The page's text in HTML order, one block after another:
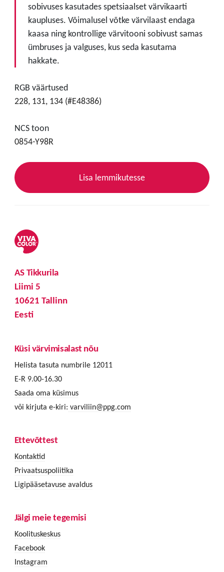
sobivuses kasutades spetsiaalset värvikaarti
kaupluses. Võimalusel võtke värvilaast endaga
kaasa ning kontrollige värvitooni sobivust samas
ümbruses ja valguses, kus seda kasutama
hakkate.
RGB väärtused
228, 131, 134 (#E48386)
NCS toon
0854-Y98R
Lisa lemmikutesse
AS Tikkurila
Liimi 5
10621 Tallinn
Eesti
Küsi värvimisalast nõu
Helista tasuta numbrile 12011
E-R 9.00-16.30
Saada oma küsimus
või kirjuta e-kiri: varviliin@ppg.com
Ettevõttest
Kontaktid
Privaatsuspoliitika
Ligipääsetavuse avaldus
Jälgi meie tegemisi
Koolituskeskus
Facebook
Instagram